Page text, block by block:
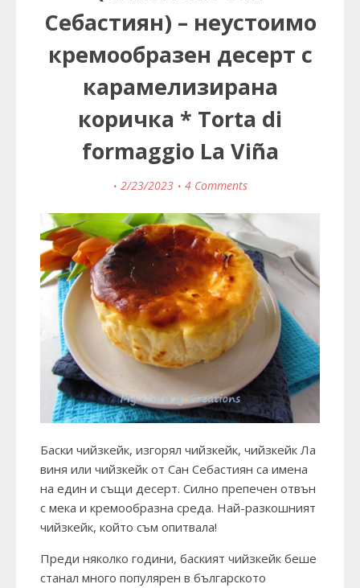
Себастиян) – неустоимо
кремообразен десерт с
карамелизирана
коричка * Torta di
formaggio La Viña
2/23/2023 4 Comments
Баски чийзкейк, изгорял чийзкейк, чийзкейк Ла
виня или чийзкейк от Сан Себастиян са имена
на един и същи десерт. Силно препечен отвън
с мека и кремообразна среда. Най-разкошният
чийзкейк, който съм опитвала!
Преди няколко години, баският чийзкейк беше
станал много популярен в българското